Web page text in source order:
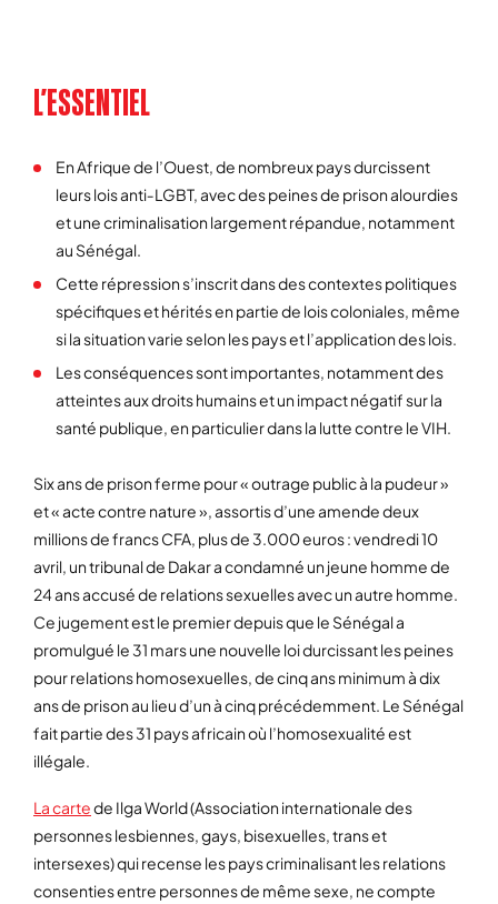
L’ESSENTIEL
En Afrique de l’Ouest, de nombreux pays durcissent
leurs lois anti‑LGBT, avec des peines de prison alourdies
et une criminalisation largement répandue, notamment
au Sénégal.
Cette répression s’inscrit dans des contextes politiques
spécifiques et hérités en partie de lois coloniales, même
si la situation varie selon les pays et l’application des lois.
Les conséquences sont importantes, notamment des
atteintes aux droits humains et un impact négatif sur la
santé publique, en particulier dans la lutte contre le VIH.
Six ans de prison ferme pour « outrage public à la pudeur »
et « acte contre nature », assortis d’une amende deux
millions de francs CFA, plus de 3.000 euros : vendredi 10
avril, un tribunal de Dakar a condamné un jeune homme de
24 ans accusé de relations sexuelles avec un autre homme.
Ce jugement est le premier depuis que le Sénégal a
promulgué le 31 mars une nouvelle loi durcissant les peines
pour relations homosexuelles, de cinq ans minimum à dix
ans de prison au lieu d’un à cinq précédemment. Le Sénégal
fait partie des 31 pays africain où l’homosexualité est
illégale.
La cartede Ilga World (Association internationale des
personnes lesbiennes, gays, bisexuelles, trans et
intersexes) qui recense les pays criminalisant les relations
consenties entre personnes de même sexe, ne compte